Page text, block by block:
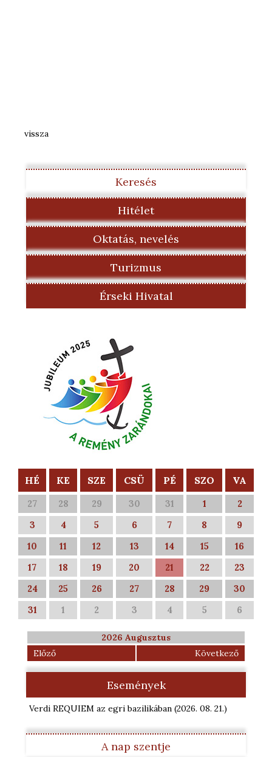
vissza
Keresés
Hitélet
Oktatás, nevelés
Turizmus
Érseki Hivatal
HÉ KE SZE CSÜ PÉ SZO VA
27 28 29 30 31 1
2
3
4 5 6 7 8
9
10
11 12 13 14 15
16
17
18 19 20 21 22
23
24
25 26 27 28 29
30
31
1 2 3 4 5 6
2026 Augusztus
Előző
Következő
Események
Verdi REQUIEM az egri bazilikában (2026. 08. 21.)
A nap szentje